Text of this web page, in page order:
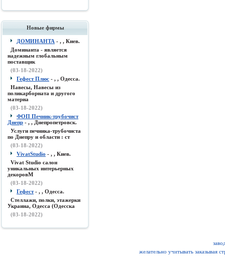
Новые фирмы
ДОМИНАНТА - , , Киев.
Доминанта - является
надежным глобальным
поставщик
(03-18-2022)
Гефест Плюс - , , Одесса.
Навесы, Навесы из
поликарборната и другого
материа
(03-18-2022)
ФОП Печник-трубочист
Днепр - , , Днепропетровск.
Услуги печника-трубочиста
по Днепру и области : ст
(03-18-2022)
VivatStudio - , , Киев.
Vivat Studio салон
уникальных интерьерных
декоровМ
(03-18-2022)
Гефест- , , Одесса.
Стеллажи, полки, этажерки
Украина, Одесса (Одесска
(03-18-2022)
желательно учитывать заказывая